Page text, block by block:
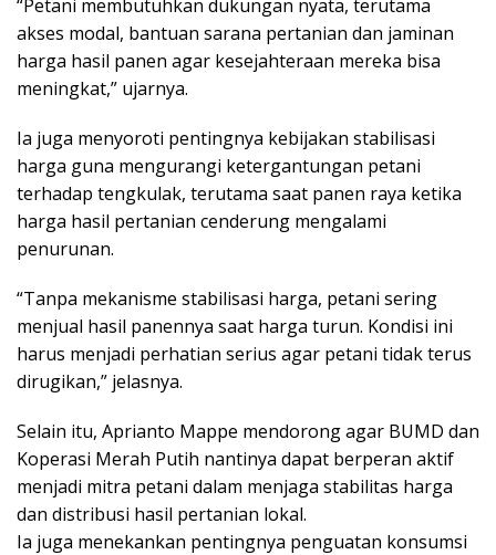
“Petani membutuhkan dukungan nyata, terutama
akses modal, bantuan sarana pertanian dan jaminan
harga hasil panen agar kesejahteraan mereka bisa
meningkat,” ujarnya.
Ia juga menyoroti pentingnya kebijakan stabilisasi
harga guna mengurangi ketergantungan petani
terhadap tengkulak, terutama saat panen raya ketika
harga hasil pertanian cenderung mengalami
penurunan.
“Tanpa mekanisme stabilisasi harga, petani sering
menjual hasil panennya saat harga turun. Kondisi ini
harus menjadi perhatian serius agar petani tidak terus
dirugikan,” jelasnya.
Selain itu, Aprianto Mappe mendorong agar BUMD dan
Koperasi Merah Putih nantinya dapat berperan aktif
menjadi mitra petani dalam menjaga stabilitas harga
dan distribusi hasil pertanian lokal.
Ia juga menekankan pentingnya penguatan konsumsi